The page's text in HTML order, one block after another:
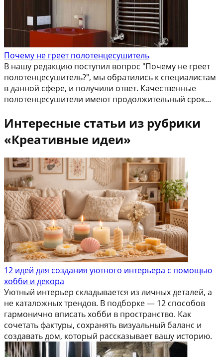
Почему не греет полотенцесушитель
В нашу редакцию поступил вопрос "Почему не греет
полотенцесушитель?", мы обратились к специалистам
в данной сфере, и получили ответ. Качественные
полотенцесушители имеют продолжительный срок...
Интересные статьи из рубрики
«Креативные идеи»
12 идей для создания уютного интерьера с помощью
хобби и декора
Уютный интерьер складывается из личных деталей, а
не каталожных трендов. В подборке — 12 способов
гармонично вписать хобби в пространство. Как
сочетать фактуры, сохранять визуальный баланс и
создавать дом, который рассказывает вашу историю.